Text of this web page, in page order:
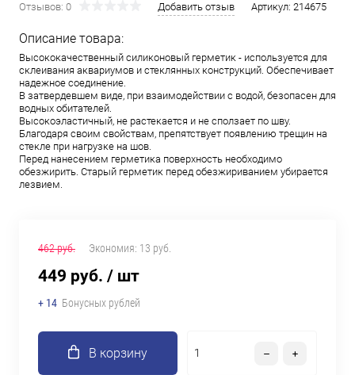
Отзывов: 0 Добавить отзыв Артикул: 214675
Описание товара:
Высококачественный силиконовый герметик - используется для
склеивания аквариумов и стеклянных конструкций. Обеспечивает
надежное соединение.
В затвердевшем виде, при взаимодействии с водой, безопасен для
водных обитателей.
Высокоэластичный, не растекается и не сползает по шву.
Благодаря своим свойствам, препятствует появлению трещин на
стекле при нагрузке на шов.
Перед нанесением герметика поверхность необходимо
обезжирить. Старый герметик перед обезжириванием убирается
лезвием.
462 руб. Экономия: 13 руб.
449 руб. / шт
+ 14 Бонусных рублей
В корзину